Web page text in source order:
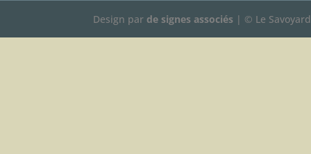
Design par de signes associés | © Le